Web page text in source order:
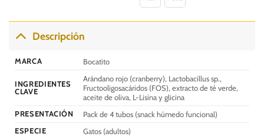
se
pueden
en
Descripción
MARCA Bocatito
INGREDIENTES
CLAVE
Arándano rojo (cranberry), Lactobacillus sp.,
Fructooligosacáridos (FOS), extracto de té verde,
aceite de oliva, L-Lisina y glicina
PRESENTACIÓN
Pack de 4 tubos (snack húmedo funcional)
ESPECIE
Gatos (adultos)